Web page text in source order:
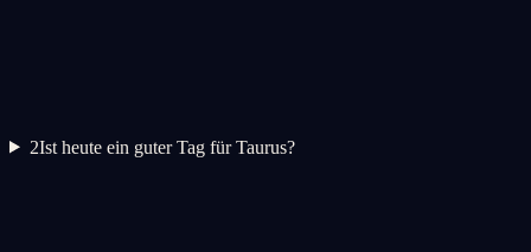
2Ist heute ein guter Tag für Taurus?